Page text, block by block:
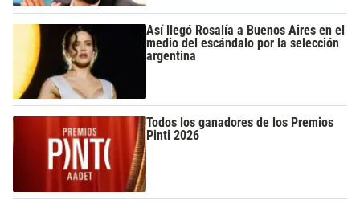
Así llegó Rosalía a Buenos Aires en el
medio del escándalo por la selección
argentina
Todos los ganadores de los Premios
Pinti 2026